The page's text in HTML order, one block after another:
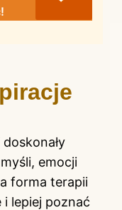
emocji
forma terapii
lepiej poznać